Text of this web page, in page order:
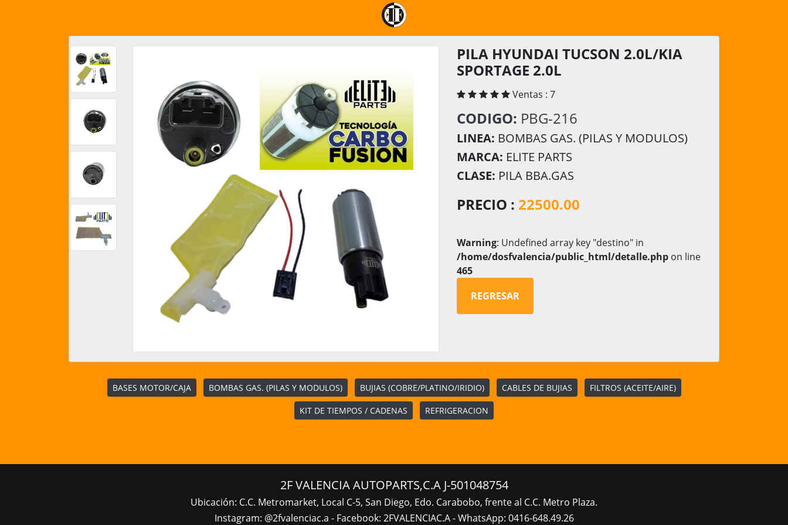
PILA HYUNDAI TUCSON 2.0L/KIA
SPORTAGE 2.0L
Ventas : 7
CODIGO: PBG-216
LINEA: BOMBAS GAS. (PILAS Y MODULOS)
MARCA: ELITE PARTS
CLASE: PILA BBA.GAS
PRECIO : 22500.00
Warning: Undefined array key "destino" in
/home/dosfvalencia/public_html/detalle.php on line
465
REGRESAR
BASES MOTOR/CAJA BOMBAS GAS. (PILAS Y MODULOS) BUJIAS (COBRE/PLATINO/IRIDIO) CABLES DE BUJIAS FILTROS (ACEITE/AIRE)
KIT DE TIEMPOS / CADENAS REFRIGERACION
2F VALENCIA AUTOPARTS,C.A J-501048754
Ubicación: C.C. Metromarket, Local C-5, San Diego, Edo. Carabobo, frente al C.C. Metro Plaza.
Instagram: @2fvalenciac.a - Facebook: 2FVALENCIAC.A - WhatsApp: 0416-648.49.26